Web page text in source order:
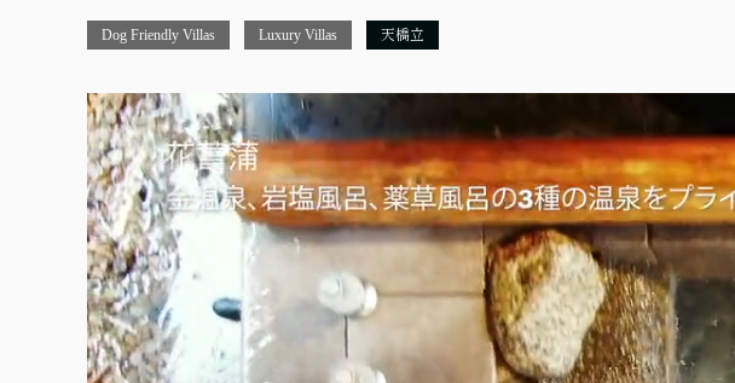
Dog Friendly Villas Luxury Villas 天橋立